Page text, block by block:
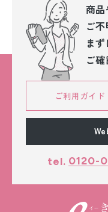
商品
ご
ま
ご確
ご利用ガイド
tel. 0120-